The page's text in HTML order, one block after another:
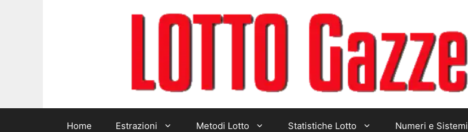
Home Estrazioni Metodi Lotto Statistiche Lotto Numeri e Sistemi